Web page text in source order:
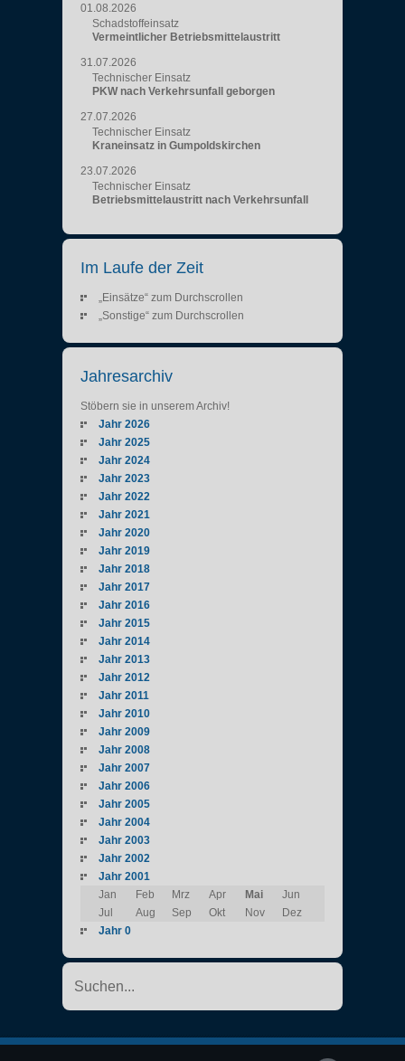
01.08.2026
Schadstoffeinsatz
Vermeintlicher Betriebsmittelaustritt
31.07.2026
Technischer Einsatz
PKW nach Verkehrsunfall geborgen
27.07.2026
Technischer Einsatz
Kraneinsatz in Gumpoldskirchen
23.07.2026
Technischer Einsatz
Betriebsmittelaustritt nach Verkehrsunfall
Im Laufe der Zeit
„Einsätze“ zum Durchscrollen
„Sonstige“ zum Durchscrollen
Jahresarchiv
Stöbern sie in unserem Archiv!
Jahr 2026
Jahr 2025
Jahr 2024
Jahr 2023
Jahr 2022
Jahr 2021
Jahr 2020
Jahr 2019
Jahr 2018
Jahr 2017
Jahr 2016
Jahr 2015
Jahr 2014
Jahr 2013
Jahr 2012
Jahr 2011
Jahr 2010
Jahr 2009
Jahr 2008
Jahr 2007
Jahr 2006
Jahr 2005
Jahr 2004
Jahr 2003
Jahr 2002
Jahr 2001
Jan
Feb Mrz Apr Mai
Jun
Jul
Aug Sep Okt Nov
Dez
Jahr 0